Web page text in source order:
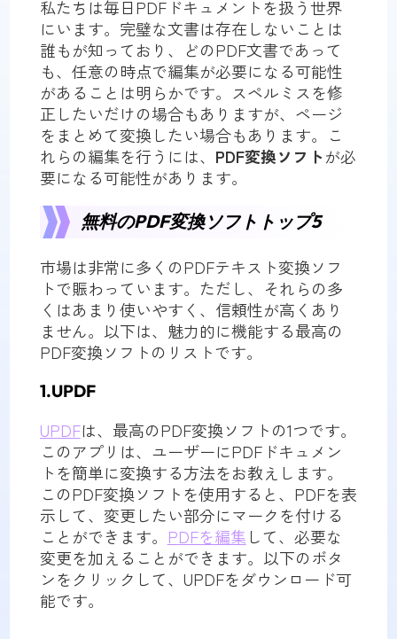
私たちは毎日PDFドキュメントを扱う世界
にいます。完璧な文書は存在しないことは
誰もが知っており、どのPDF文書であって
も、任意の時点で編集が必要になる可能性
があることは明らかです。スペルミスを修
正したいだけの場合もありますが、ページ
をまとめて変換したい場合もあります。こ
れらの編集を行うには、 PDF変換ソフトが必
要になる可能性があります。
無料のPDF変換ソフトトップ5
市場は非常に多くのPDFテキスト変換ソフ
トで賑わっています。ただし、それらの多
くはあまり使いやすく、信頼性が高くあり
ません。以下は、魅力的に機能する最高の
PDF変換ソフトのリストです。
1.UPDF
UPDFは、最高のPDF変換ソフトの1つです。
このアプリは、ユーザーにPDFドキュメン
トを簡単に変換する方法をお教えします。
このPDF変換ソフトを使用すると、PDFを表
示して、変更したい部分にマークを付ける
ことができます。 PDFを編集 して、必要な
変更を加えることができます。以下のボタ
ンをクリックして、UPDFをダウンロード可
能です。